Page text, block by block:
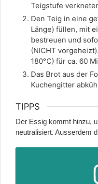
Teigstufe
Den Teig in eine
Länge) füllen, mit
bestreuen und
(NICHT
180°C) für ca. 60
Das Brot aus der
Kuchengitter
TIPPS
Der Essig kommt hinzu,
neutralisiert. Ausserdem